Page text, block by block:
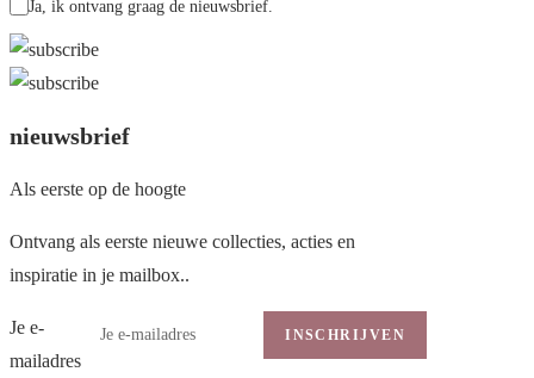
Ja, ik ontvang graag de nieuwsbrief.
nieuwsbrief
Als eerste op de hoogte
Ontvang als eerste nieuwe collecties, acties en
inspiratie in je mailbox..
Je e-
mailadres
INSCHRIJVEN